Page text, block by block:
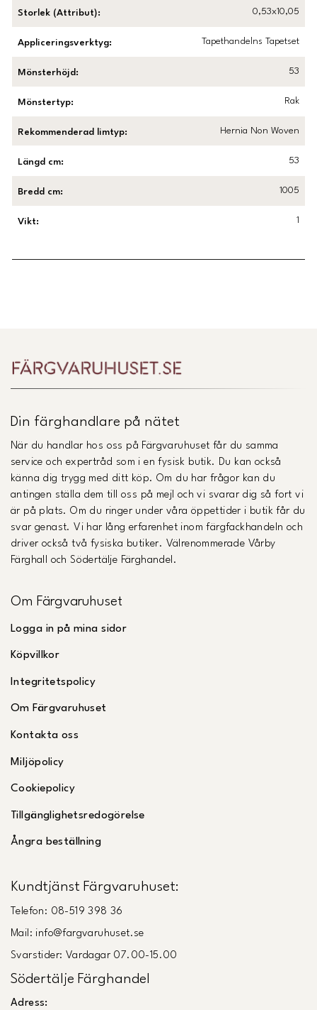
Storlek (Attribut): 0,53x10,05
Appliceringsverktyg: Tapethandelns Tapetset
Mönsterhöjd : 53
Mönstertyp: Rak
Rekommenderad limtyp: Hernia Non Woven
Längd cm: 53
Bredd cm: 1005
Vikt: 1
Din färghandlare på nätet
När du handlar hos oss på Färgvaruhuset får du samma
service och expertråd som i en fysisk butik. Du kan också
känna dig trygg med ditt köp. Om du har frågor kan du
antingen ställa dem till oss på mejl och vi svarar dig så fort vi
är på plats. Om du ringer under våra öppettider i butik får du
svar genast. Vi har lång erfarenhet inom färgfackhandeln och
driver också två fysiska butiker. Välrenommerade Vårby
Färghall och Södertälje Färghandel.
Om Färgvaruhuset
Logga in på mina sidor
Köpvillkor
Integritetspolicy
Om Färgvaruhuset
Kontakta oss
Miljöpolicy
Cookiepolicy
Tillgänglighetsredogörelse
Ångra beställning
Kundtjänst Färgvaruhuset:
Telefon: 08-519 398 36
Mail: info@fargvaruhuset.se
Svarstider: Vardagar 07.00-15.00
Södertälje Färghandel
Adress: